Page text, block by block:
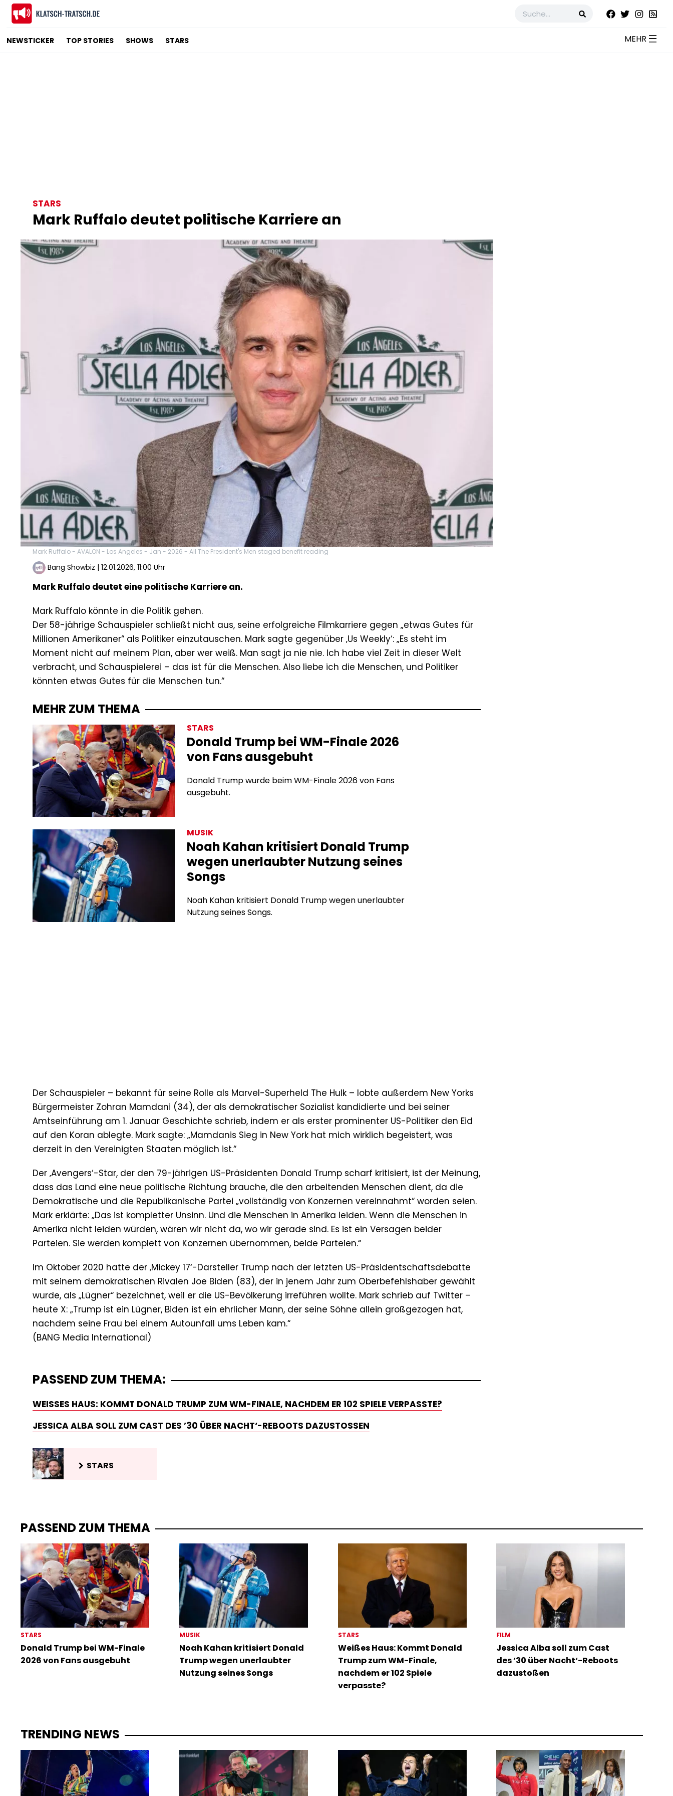
NEWSTICKER TOP STORIES SHOWS STARS
STARS
Mark Ruffalo deutet politische Karriere an
Mark Ruffalo - AVALON - Los Angeles - Jan - 2026 - All The President's Men staged benefit reading
Bang Showbiz | 12.01.2026, 11:00 Uhr
Mark Ruffalo deutet eine politische Karriere an.
Mark Ruffalo könnte in die Politik gehen.
Der 58-jährige Schauspieler schließt nicht aus, seine erfolgreiche Filmkarriere gegen „etwas Gutes für
Millionen Amerikaner“ als Politiker einzutauschen. Mark sagte gegenüber ‚Us Weekly‘: „Es steht im
Moment nicht auf meinem Plan, aber wer weiß. Man sagt ja nie nie. Ich habe viel Zeit in dieser Welt
verbracht, und Schauspielerei – das ist für die Menschen. Also liebe ich die Menschen, und Politiker
könnten etwas Gutes für die Menschen tun.“
MEHR ZUM THEMA
STARS
Donald Trump bei WM-Finale 2026
von Fans ausgebuht
Donald Trump wurde beim WM-Finale 2026 von Fans
ausgebuht.
MUSIK
Noah Kahan kritisiert Donald Trump
wegen unerlaubter Nutzung seines
Songs
Noah Kahan kritisiert Donald Trump wegen unerlaubter
Nutzung seines Songs.
Der Schauspieler – bekannt für seine Rolle als Marvel-Superheld The Hulk – lobte außerdem New Yorks
Bürgermeister Zohran Mamdani (34), der als demokratischer Sozialist kandidierte und bei seiner
Amtseinführung am 1. Januar Geschichte schrieb, indem er als erster prominenter US-Politiker den Eid
auf den Koran ablegte. Mark sagte: „Mamdanis Sieg in New York hat mich wirklich begeistert, was
derzeit in den Vereinigten Staaten möglich ist.“
Der ‚Avengers‘-Star, der den 79-jährigen US-Präsidenten Donald Trump scharf kritisiert, ist der Meinung,
dass das Land eine neue politische Richtung brauche, die den arbeitenden Menschen dient, da die
Demokratische und die Republikanische Partei „vollständig von Konzernen vereinnahmt“ worden seien.
Mark erklärte: „Das ist kompletter Unsinn. Und die Menschen in Amerika leiden. Wenn die Menschen in
Amerika nicht leiden würden, wären wir nicht da, wo wir gerade sind. Es ist ein Versagen beider
Parteien. Sie werden komplett von Konzernen übernommen, beide Parteien.“
Im Oktober 2020 hatte der ‚Mickey 17‘-Darsteller Trump nach der letzten US-Präsidentschaftsdebatte
mit seinem demokratischen Rivalen Joe Biden (83), der in jenem Jahr zum Oberbefehlshaber gewählt
wurde, als „Lügner“ bezeichnet, weil er die US-Bevölkerung irreführen wollte. Mark schrieb auf Twitter –
heute X: „Trump ist ein Lügner, Biden ist ein ehrlicher Mann, der seine Söhne allein großgezogen hat,
nachdem seine Frau bei einem Autounfall ums Leben kam.“
PASSEND ZUM THEMA:
WEISSES HAUS: KOMMT DONALD TRUMP ZUM WM-FINALE, NACHDEM ER 102 SPIELE VERPASSTE?
JESSICA ALBA SOLL ZUM CAST DES ’30 ÜBER NACHT‘-REBOOTS DAZUSTOSSEN
STARS
PASSEND ZUM THEMA
STARS
Donald Trump bei WM-Finale
2026 von Fans ausgebuht
MUSIK
Noah Kahan kritisiert Donald
Trump wegen unerlaubter
Nutzung seines Songs
STARS
Weißes Haus: Kommt Donald
Trump zum WM-Finale,
nachdem er 102 Spiele
verpasste?
FILM
Jessica Alba soll zum Cast
des ’30 über Nacht‘-Reboots
dazustoßen
TRENDING NEWS